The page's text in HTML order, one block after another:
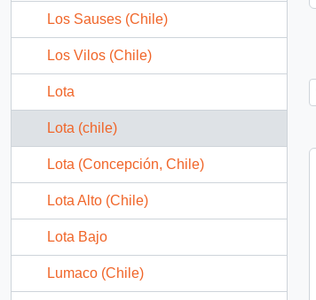
Los Sauses (Chile)
Los Vilos (Chile)
Lota
Lota (chile)
Lota (Concepción, Chile)
Lota Alto (Chile)
Lota Bajo
Lumaco (Chile)